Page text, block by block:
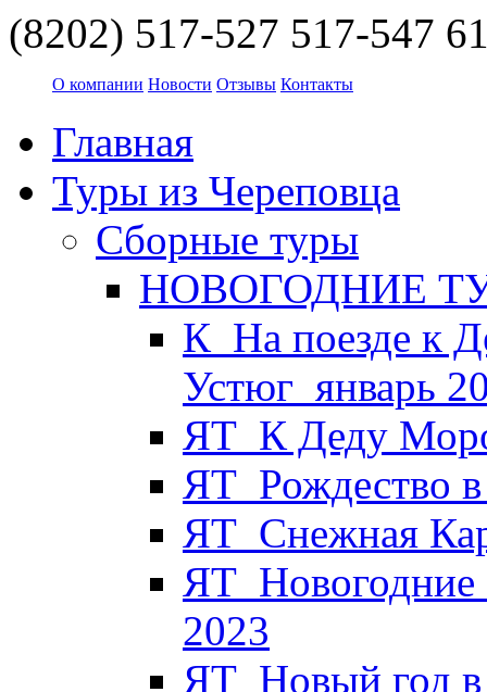
(8202) 517-527 517-547
О компании Новости Отзывы Контакты
Главная
Туры из Череповца
Сборные туры
НОВОГОДНИЕ
К_На поезде к
Устюг_январь
ЯТ_К Деду
ЯТ_Рождество
ЯТ_Снежная
2023
ЯТ_Новый год